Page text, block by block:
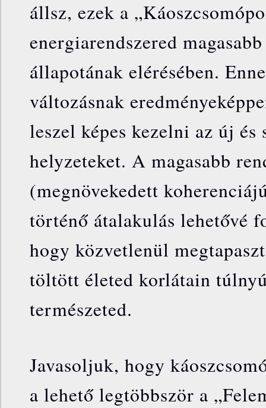
állsz, ezek a
energiarendszered
állapotának elérésében.
változásnak
leszel képes kezelni az új és
helyzeteket. A magasabb
(megnövekedett
történő átalakulás lehetővé
hogy közvetlenül
töltött életed korlátain
természeted.
Javasoljuk, hogy
a lehető legtöbbször a